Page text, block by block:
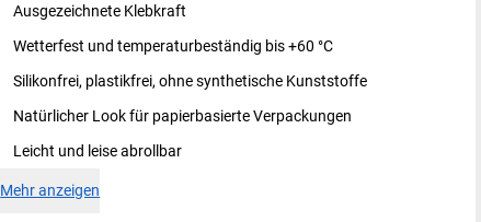
Ausgezeichnete Klebkraft
Wetterfest und temperaturbeständig bis +60 °C
Silikonfrei, plastikfrei, ohne synthetische Kunststoffe
Natürlicher Look für papierbasierte Verpackungen
Leicht und leise abrollbar
Mehr anzeigen